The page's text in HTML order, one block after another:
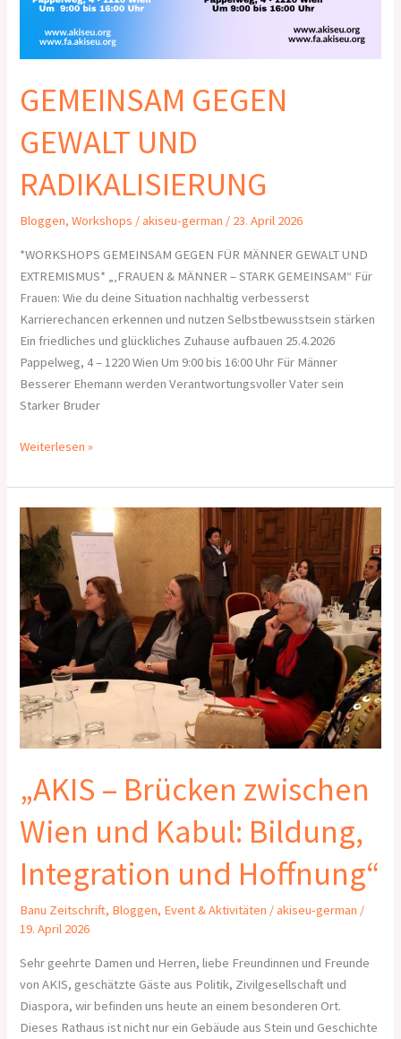
GEMEINSAM GEGEN
GEWALT UND
RADIKALISIERUNG
Bloggen,Workshops /akiseu-german / 23. April 2026
*WORKSHOPS GEMEINSAM GEGEN FÜR MÄNNER GEWALT UND
EXTREMISMUS* „‚FRAUEN & MÄNNER – STARK GEMEINSAM“ Für
Frauen: Wie du deine Situation nachhaltig verbesserst
Karrierechancen erkennen und nutzen Selbstbewusstsein stärken
Ein friedliches und glückliches Zuhause aufbauen 25.4.2026
Pappelweg, 4 – 1220 Wien Um 9:00 bis 16:00 Uhr Für Männer
Besserer Ehemann werden Verantwortungsvoller Vater sein
Starker Bruder
Weiterlesen »
„AKIS – Brücken zwischen
Wien und Kabul: Bildung,
Integration und Hoffnung“
Banu Zeitschrift, Bloggen, Event & Aktivitäten /akiseu-german /
19. April 2026
Sehr geehrte Damen und Herren, liebe Freundinnen und Freunde
von AKIS, geschätzte Gäste aus Politik, Zivilgesellschaft und
Diaspora, wir befinden uns heute an einem besonderen Ort.
Dieses Rathaus ist nicht nur ein Gebäude aus Stein und Geschichte
„AKIS
–
Brücken
zwischen
Wien
und
Kabul:
Bildung,
Integration
und
Hoffnung“